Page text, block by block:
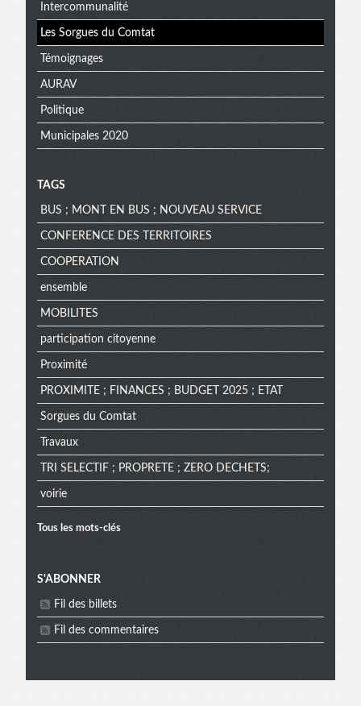
Intercommunalité
Les Sorgues du Comtat
Témoignages
AURAV
Politique
Municipales 2020
TAGS
BUS ; MONT EN BUS ; NOUVEAU SERVICE
CONFERENCE DES TERRITOIRES
COOPERATION
ensemble
MOBILITES
participation citoyenne
Proximité
PROXIMITE ; FINANCES ; BUDGET 2025 ; ETAT
Sorgues du Comtat
Travaux
TRI SELECTIF ; PROPRETE ; ZERO DECHETS;
voirie
Tous les mots-clés
Menu
extra
S'ABONNER
Fil des billets
Fil des commentaires